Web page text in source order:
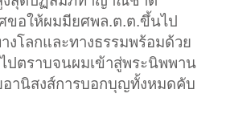
ขอให้ผมมียศพล.ต.ต.ขึ้นไป
งโลกและทางธรรมพร้อมด้วย
ปตราบจนผมเข้าสู่พระนิพพาน
านิสงส์การบอกบุญทั้งหมดคับ